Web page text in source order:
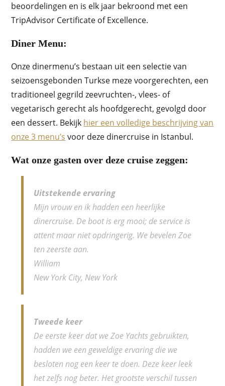
beoordelingen en is elk jaar bekroond met een
TripAdvisor Certificate of Excellence.
Diner Menu:
Onze dinermenu’s bestaan uit een selectie van
seizoensgebonden Turkse meze voorgerechten, een
traditioneel gegrild zeevruchten-, vlees- of
vegetarisch gerecht als hoofdgerecht, gevolgd door
een dessert. Bekijk hier een volledige beschrijving van
onze 3 menu’s voor deze dinercruise in Istanbul.
Wat onze gasten over deze cruise zeggen:
Uitstekende ervaring
Mijn vrouw en ik hadden een heerlijke
dinercruise. De boot is erg mooi; de service is
attent maar niet opdringerig. We bevelen Zoe
ten zeerste aan.
William
New York City, New York
Tweede keer
De eerste keer dat we Zoe Yachts gebruikten,
hadden we een geweldige ervaring die we
besloten nog een keer te doen. Deze keer leek
het zelfs nog beter. Het grootste verschil tussen